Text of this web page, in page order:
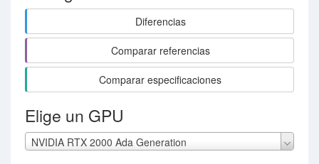
Diferencias
Comparar referencias
Comparar especificaciones
Elige un GPU
NVIDIA RTX 2000 Ada Generation